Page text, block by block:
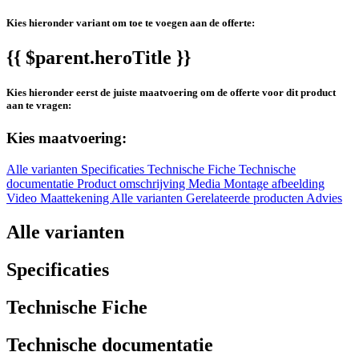
Kies hieronder variant om toe te voegen aan de offerte:
{{ $parent.heroTitle }}
Kies hieronder eerst de juiste maatvoering om de offerte voor dit product
aan te vragen:
Kies maatvoering:
Alle varianten Specificaties Technische Fiche Technische
documentatie Product omschrijving Media Montage afbeelding
Video Maattekening Alle varianten Gerelateerde producten Advies
Alle varianten
Specificaties
Technische Fiche
Technische documentatie